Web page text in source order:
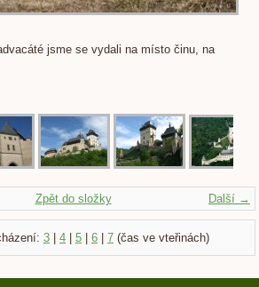
jsme se vydali na místo činu, na
Další →
Zpět do složky
3 | 4 | 5 | 6 | 7 (čas ve vteřinách)